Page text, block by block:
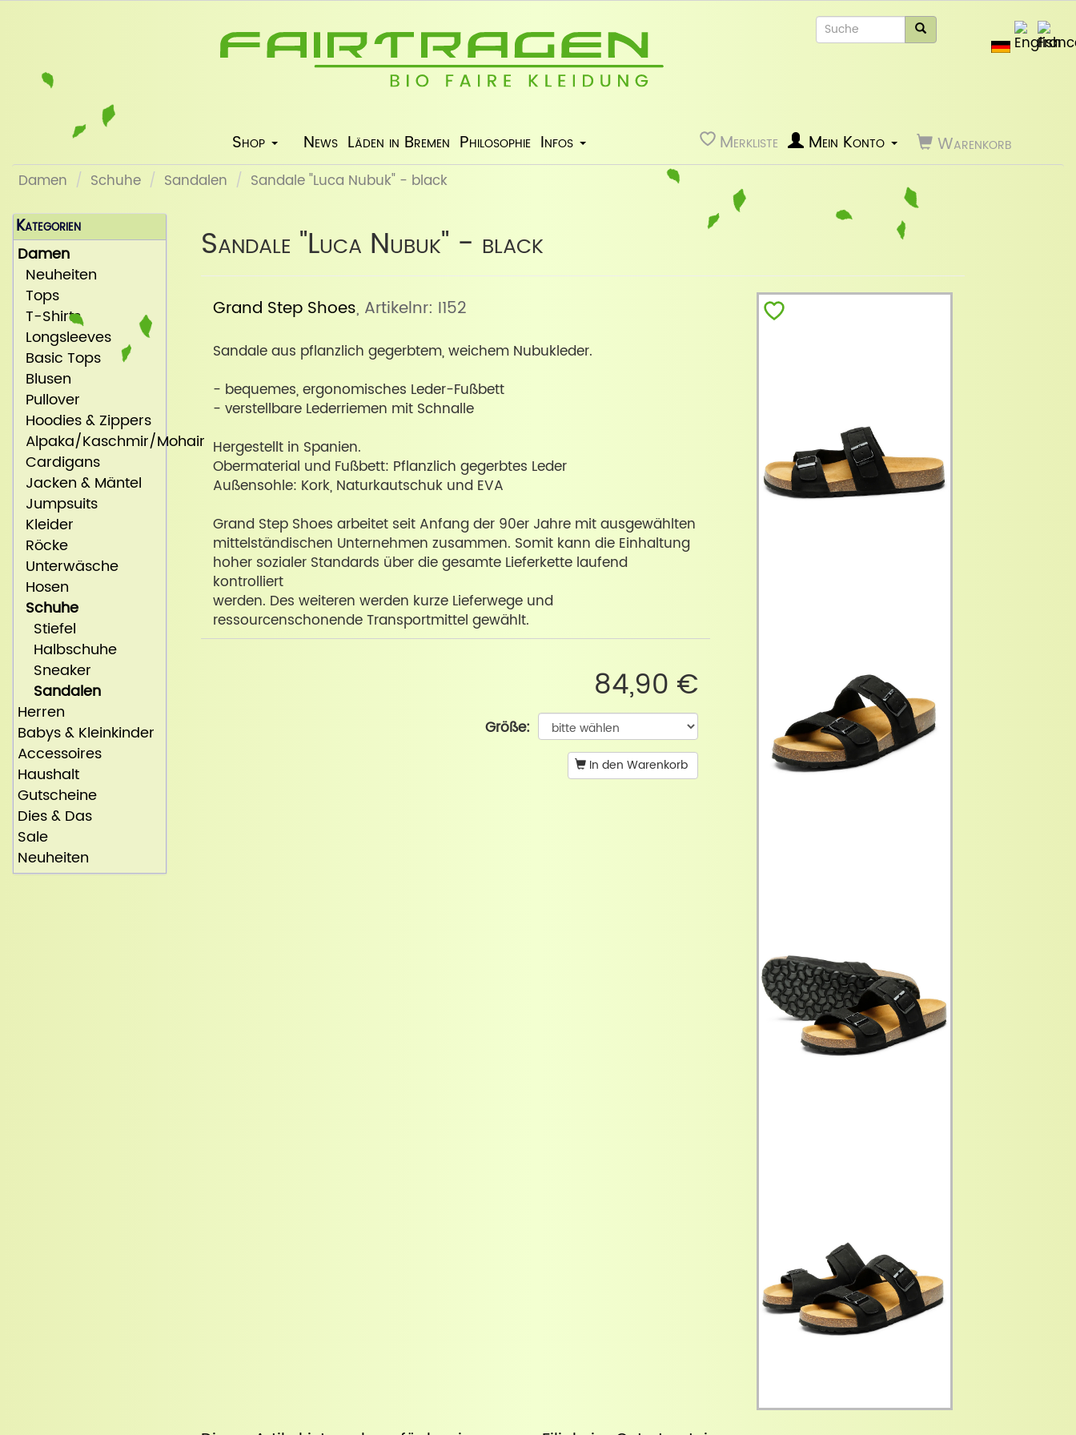
Shop News Läden in Bremen Philosophie Infos Merkliste Warenkorb
Mein Konto
Damen Schuhe Sandalen Sandale "Luca Nubuk" - black
Sandale "Luca Nubuk" - black
Grand Step Shoes, Artikelnr: I152
Sandale aus pflanzlich gegerbtem, weichem Nubukleder.
- bequemes, ergonomisches Leder-Fußbett
- verstellbare Lederriemen mit Schnalle
Hergestellt in Spanien.
Obermaterial und Fußbett: Pflanzlich gegerbtes Leder
Außensohle: Kork, Naturkautschuk und EVA
Grand Step Shoes arbeitet seit Anfang der 90er Jahre mit ausgewählten
mittelständischen Unternehmen zusammen. Somit kann die Einhaltung
hoher sozialer Standards über die gesamte Lieferkette laufend
kontrolliert
werden. Des weiteren werden kurze Lieferwege und
ressourcenschonende Transportmittel gewählt.
84,90 €
Größe:
In den Warenkorb
Kategorien
Damen
Neuheiten
Tops
T-Shirts
Longsleeves
Basic Tops
Blusen
Pullover
Hoodies & Zippers
Alpaka/Kaschmir/Mohair
Cardigans
Jacken & Mäntel
Jumpsuits
Kleider
Röcke
Unterwäsche
Hosen
Schuhe
Stiefel
Halbschuhe
Sneaker
Sandalen
Herren
Babys & Kleinkinder
Accessoires
Haushalt
Gutscheine
Dies & Das
Sale
Neuheiten